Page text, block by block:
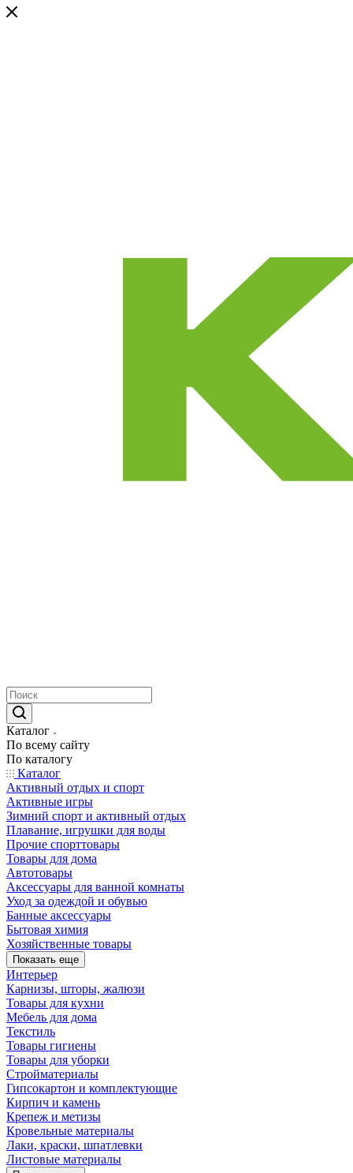
Каталог
По всему сайту
По каталогу
Каталог
Активный отдых и спорт
Активные игры
Зимний спорт и активный отдых
Плавание, игрушки для воды
Прочие спорттовары
Товары для дома
Автотовары
Аксессуары для ванной комнаты
Уход за одеждой и обувью
Банные аксессуары
Бытовая химия
Хозяйственные товары
Показать еще
Интерьер
Карнизы, шторы, жалюзи
Товары для кухни
Мебель для дома
Текстиль
Товары гигиены
Товары для уборки
Стройматериалы
Гипсокартон и комплектующие
Кирпич и камень
Крепеж и метизы
Кровельные материалы
Лаки, краски, шпатлевки
Листовые материалы